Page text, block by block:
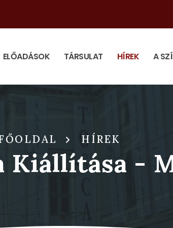
ELŐADÁSOK TÁRSULAT HÍREK A
HÍREK
Kiállítása -